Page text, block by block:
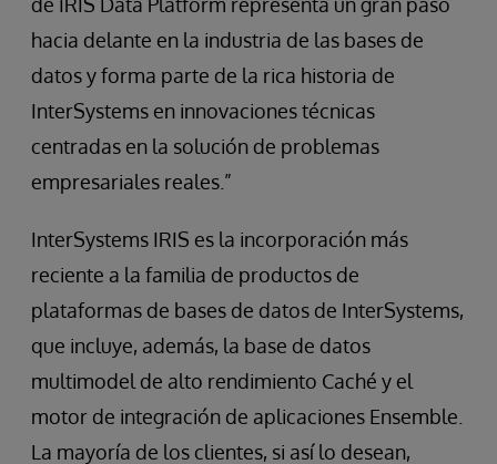
hacia delante en la industria de las bases de
datos y forma parte de la rica historia de
InterSystems en innovaciones técnicas
centradas en la solución de problemas
empresariales reales.”
InterSystems IRIS es la incorporación más
reciente a la familia de productos de
plataformas de bases de datos de InterSystems,
que incluye, además, la base de datos
multimodel de alto rendimiento Caché y el
motor de integración de aplicaciones Ensemble.
La mayoría de los clientes, si así lo desean,